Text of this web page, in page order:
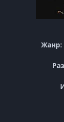
Жанр: